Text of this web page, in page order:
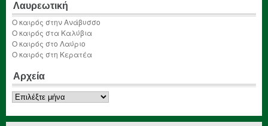
Λαυρεωτική
Ο καιρός στην Ανάβυσσο
Ο καιρός στα Καλύβια
Ο καιρός στο Λαύριο
Ο καιρός στη Κερατέα
Αρχεία
Αρχεία